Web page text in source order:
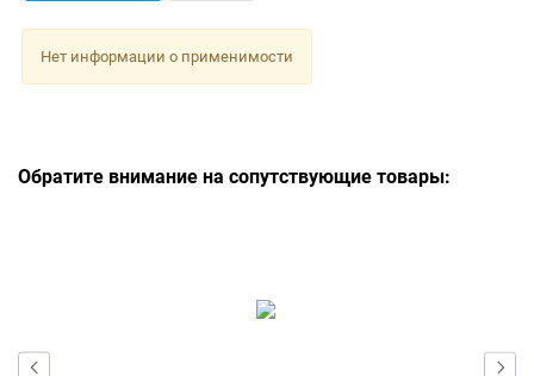
Нет информации о применимости
Обратите внимание на сопутствующие товары: